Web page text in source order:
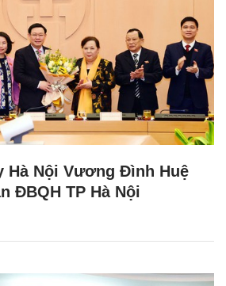
Hà Nội Vương Đình Huệ
ĐBQH TP Hà Nội